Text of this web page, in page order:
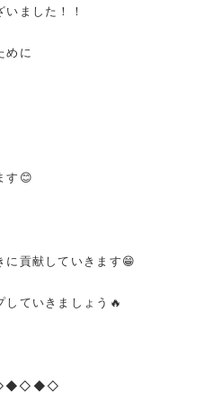
ました！！
めに
す 😊
に貢献していきます😁
ていきましょう 🔥